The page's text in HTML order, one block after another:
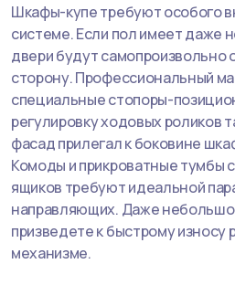
Шкафы-купе требуют особого
системе. Если пол имеет даже
двери будут самопроизвольно
сторону. Профессиональный
специальные стопоры-
регулировку ходовых роликов
фасад прилегал к боковине
Комоды и прикроватные тумбы
ящиков требуют идеальной
направляющих. Даже
призведете к быстрому износу
механизме.